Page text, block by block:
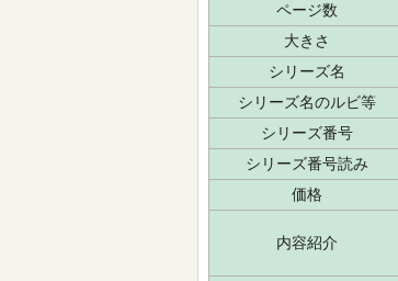
ページ数
大きさ
シリーズ名
シリーズ名のルビ等
シリーズ番号
シリーズ番号読み
価格
内容紹介